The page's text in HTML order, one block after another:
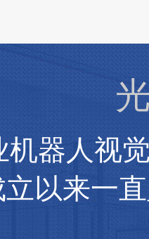
机器人视
立以来一